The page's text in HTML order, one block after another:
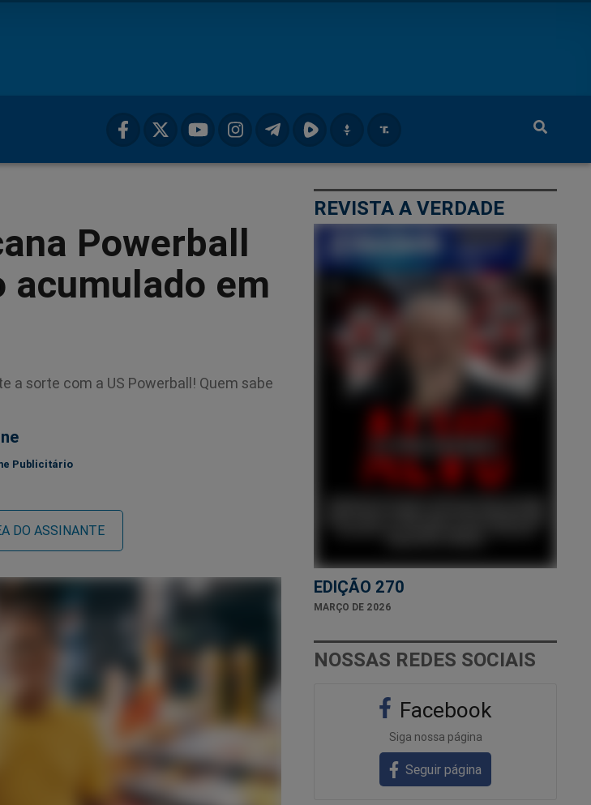
Powerball
em
a sorte com a US Powerball! Quem sabe
Publicitário
DO ASSINANTE
REVISTA A VERDADE
EDIÇÃO 270
MARÇO DE 2026
NOSSAS REDES SOCIAIS
Facebook
Siga nossa página
Seguir página